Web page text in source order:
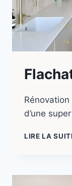
d’une
LIRE LA